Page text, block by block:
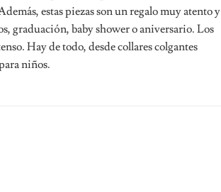
estas piezas son un regalo muy atento y
graduación, baby shower o aniversario. Los
Hay de todo, desde collares colgantes
niños.